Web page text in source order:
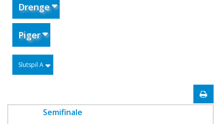
Drenge
Piger
Slutspil A
Semifinale